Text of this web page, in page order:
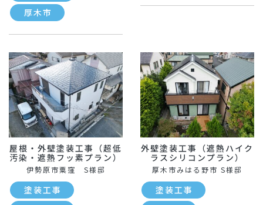
厚木市
屋根・外壁塗装工事（超低
汚染・遮熱フッ素プラン）
伊勢原市粟窪 S様邸
塗装工事
外壁塗装工事（遮熱ハイク
ラスシリコンプラン）
厚木市みはる野市 S様邸
塗装工事